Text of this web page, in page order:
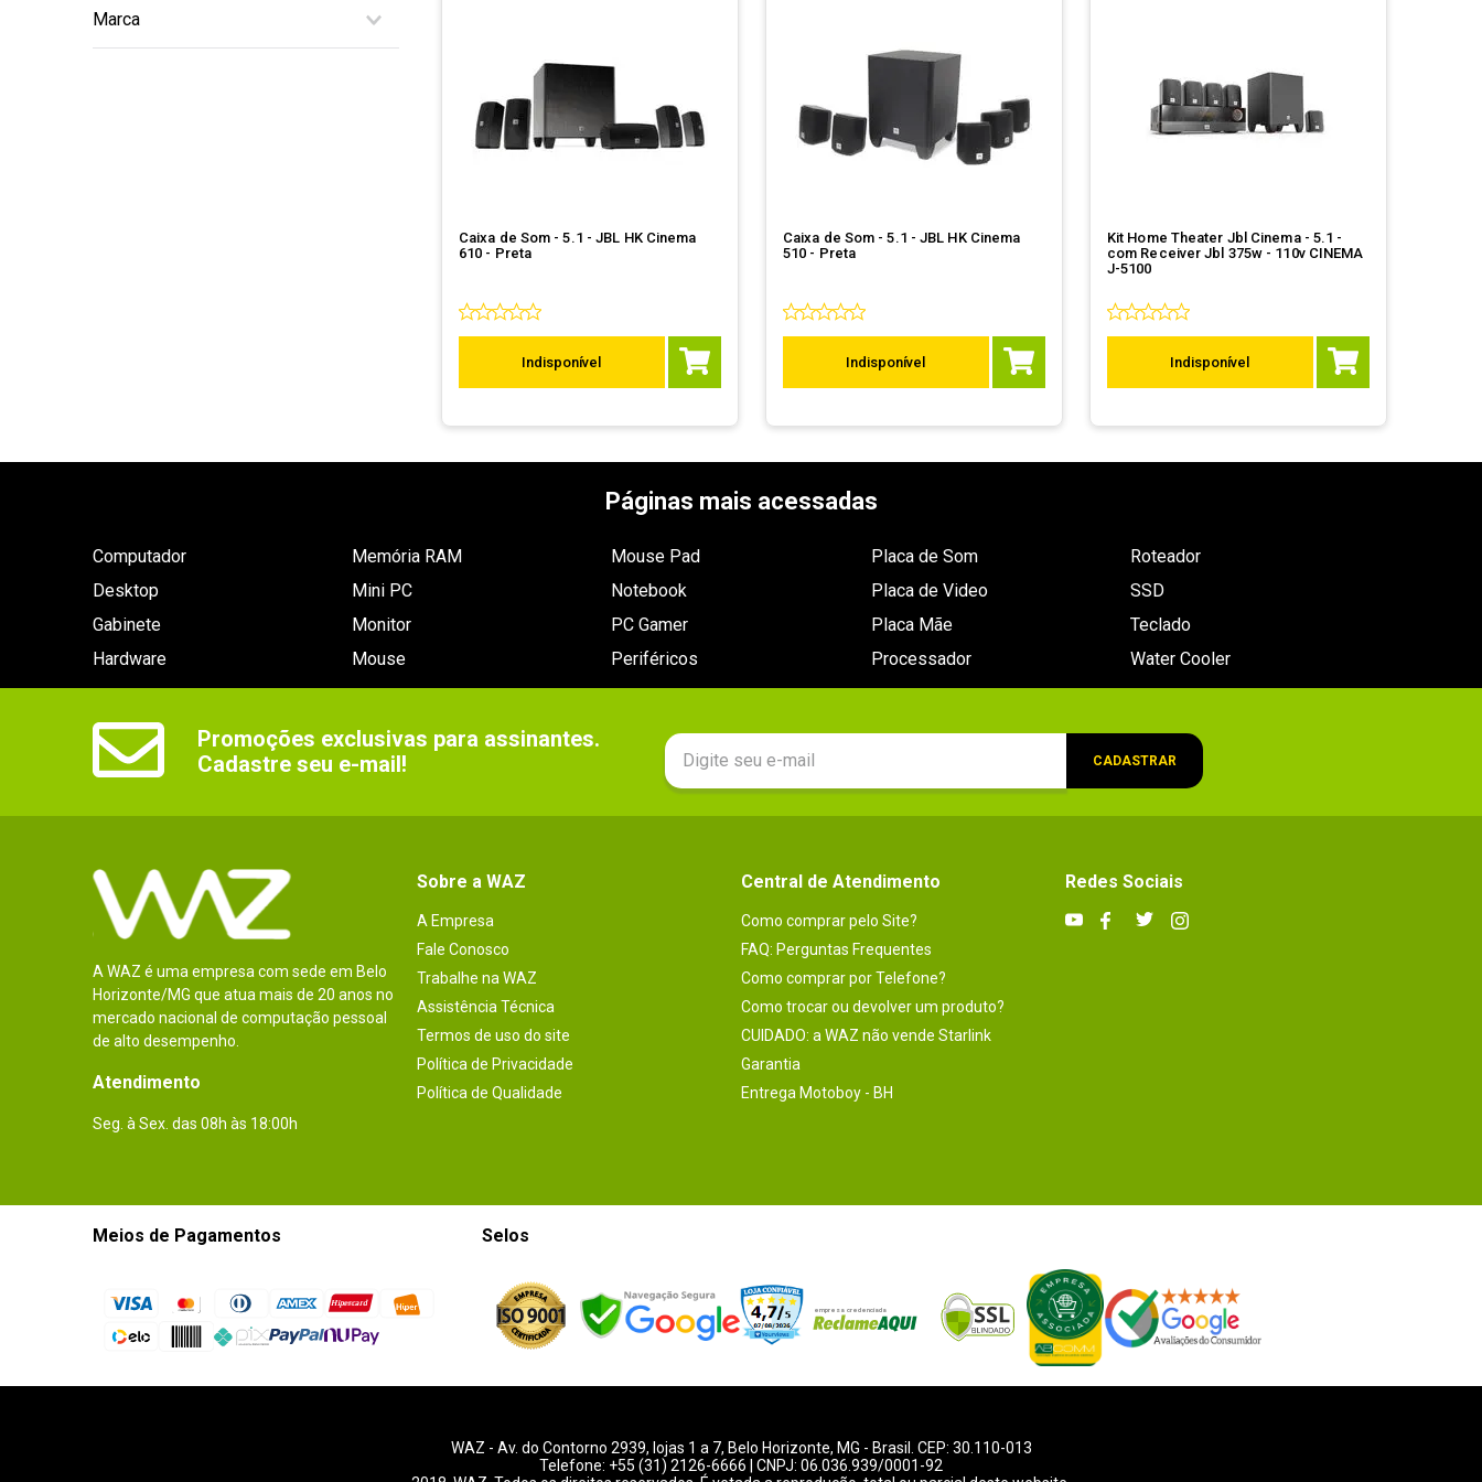
Marca
Caixa de Som - 5.1 - JBL HK Cinema
610 - Preta
Indisponível
Caixa de Som - 5.1 - JBL HK Cinema
510 - Preta
Indisponível
Kit Home Theater Jbl Cinema - 5.1 -
com Receiver Jbl 375w - 110v CINEMA
J-5100
Indisponível
Páginas mais acessadas
Computador
Desktop
Gabinete
Hardware
Memória RAM
Mini PC
Monitor
Mouse
Mouse Pad
Notebook
PC Gamer
Periféricos
Placa de Som
Placa de Video
Placa Mãe
Processador
Roteador
SSD
Teclado
Water Cooler
Promoções exclusivas para assinantes.
Cadastre seu e-mail!
CADASTRAR
A WAZ é uma empresa com sede em Belo
Horizonte/MG que atua mais de 20 anos no
mercado nacional de computação pessoal
de alto desempenho.
Atendimento
Seg. à Sex. das 08h às 18:00h
Sobre a WAZ
A Empresa
Fale Conosco
Trabalhe na WAZ
Assistência Técnica
Termos de uso do site
Política de Privacidade
Política de Qualidade
Central de Atendimento
Como comprar pelo Site?
FAQ: Perguntas Frequentes
Como comprar por Telefone?
Como trocar ou devolver um produto?
CUIDADO: a WAZ não vende Starlink
Garantia
Entrega Motoboy - BH
Redes Sociais
Meios de Pagamentos Selos
WAZ - Av. do Contorno 2939, lojas 1 a 7, Belo Horizonte, MG - Brasil. CEP: 30.110-013
Telefone: +55 (31) 2126-6666 | CNPJ: 06.036.939/0001-92
10